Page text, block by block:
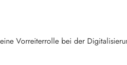
Vorreiterrolle bei der